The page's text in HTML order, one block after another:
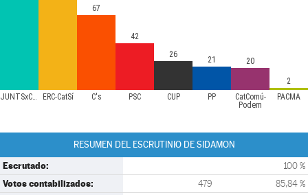
JUNTSxCAT ERC-CatSí C's PSC CUP PP
CatComú-
Podem
PACMA
67
42
26
21 20
2
RESUMEN DEL ESCRUTINIO DE SIDAMON
Escrutado: 100 %
Votos contabilizados: 479 85,84 %